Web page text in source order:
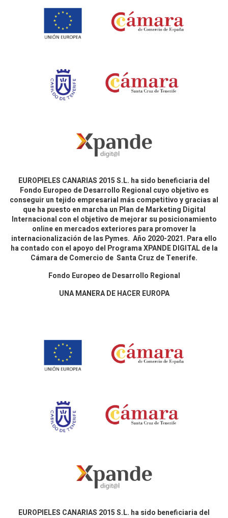
EUROPIELES CANARIAS 2015 S.L. ha sido beneficiaria del
Fondo Europeo de Desarrollo Regional cuyo objetivo es
conseguir un tejido empresarial más competitivo y gracias al
que ha puesto en marcha un Plan de Marketing Digital
Internacional con el objetivo de mejorar su posicionamiento
online en mercados exteriores para promover la
internacionalización de las Pymes. Año 2020-2021. Para ello
ha contado con el apoyo del Programa XPANDE DIGITAL de la
Cámara de Comercio de Santa Cruz de Tenerife.
Fondo Europeo de Desarrollo Regional
UNA MANERA DE HACER EUROPA
EUROPIELES CANARIAS 2015 S.L. ha sido beneficiaria del